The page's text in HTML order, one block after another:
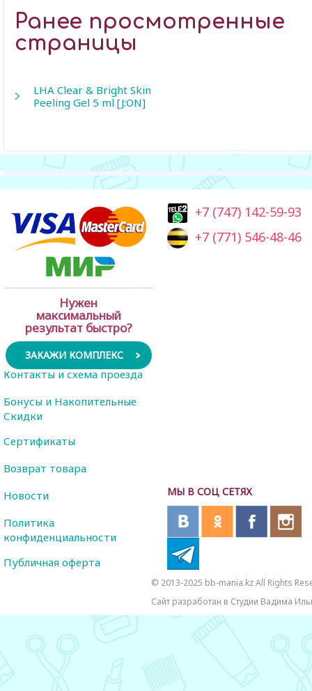
Ранее просмотренные
страницы
LHA Clear & Bright Skin
Peeling Gel 5 ml [J:ON]
Нужен
максимальный
результат быстро?
ЗАКАЖИ КОМПЛЕКС
+7 (747) 142-59-93
+7 (771) 546-48-46
МЫ В СОЦ СЕТЯХ
Контакты и схема проезда
Бонусы и Накопительные
Скидки
Сертификаты
Возврат товара
Новости
Политика
конфиденциальности
Публичная оферта
© 2013-2025 bb-mania.kz All Rights
Сайт разработан в Студии Вадима